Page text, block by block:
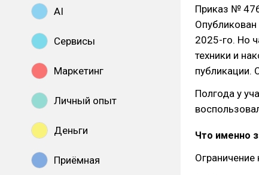
AI
Сервисы
Маркетинг
Личный опыт
Деньги
Приёмная
Приказ №
2025-го. Но
техники и
публикации.
Полгода у
Что именно